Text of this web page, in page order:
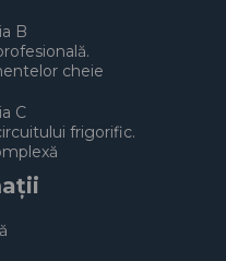
B
cheie
C
frigorific.